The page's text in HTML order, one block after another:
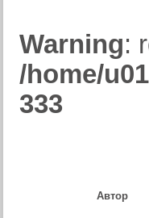
Warning:
/home/
333
Автор